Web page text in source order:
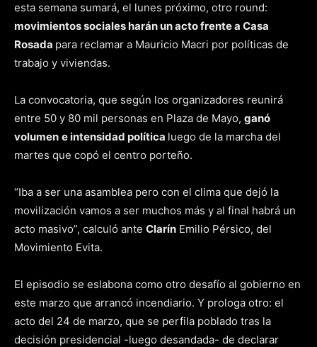
esta semana sumará, el lunes próximo, otro round:
movimientos sociales harán un acto frente a Casa
Rosada para reclamar a Mauricio Macri por políticas de
trabajo y viviendas.
La convocatoria, que según los organizadores reunirá
entre 50 y 80 mil personas en Plaza de Mayo, ganó
volumen e intensidad política luego de la marcha del
martes que copó el centro porteño.
“Iba a ser una asamblea pero con el clima que dejó la
movilización vamos a ser muchos más y al final habrá un
acto masivo”, calculó ante Clarín Emilio Pérsico, del
Movimiento Evita.
El episodio se eslabona como otro desafío al gobierno en
este marzo que arrancó incendiario. Y prologa otro: el
acto del 24 de marzo, que se perfila poblado tras la
decisión presidencial -luego desandada- de declarar